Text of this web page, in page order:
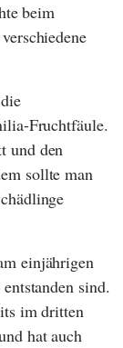
beim
Fruchtfäule.
und den
sollte man
einjährigen
sind.
im dritten
hat auch